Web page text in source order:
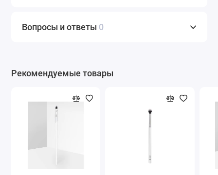
Вопросы и ответы 0
Рекомендуемые товары